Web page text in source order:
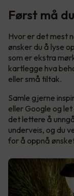
Først må
Hvor er det mest
ønsker du å lyse
som er ekstra
kartlegge hva
eller små tiltak.
Samle gjerne
eller Google og
det lettere å
underveis, og du
for å oppnå